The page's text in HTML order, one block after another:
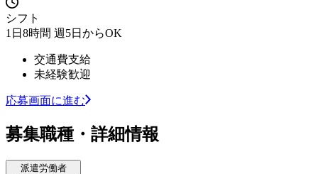
シフト
1日8時間 週5日からOK
交通費支給
未経験歓迎
応募画面に進む
募集職種・詳細情報
派遣労働者